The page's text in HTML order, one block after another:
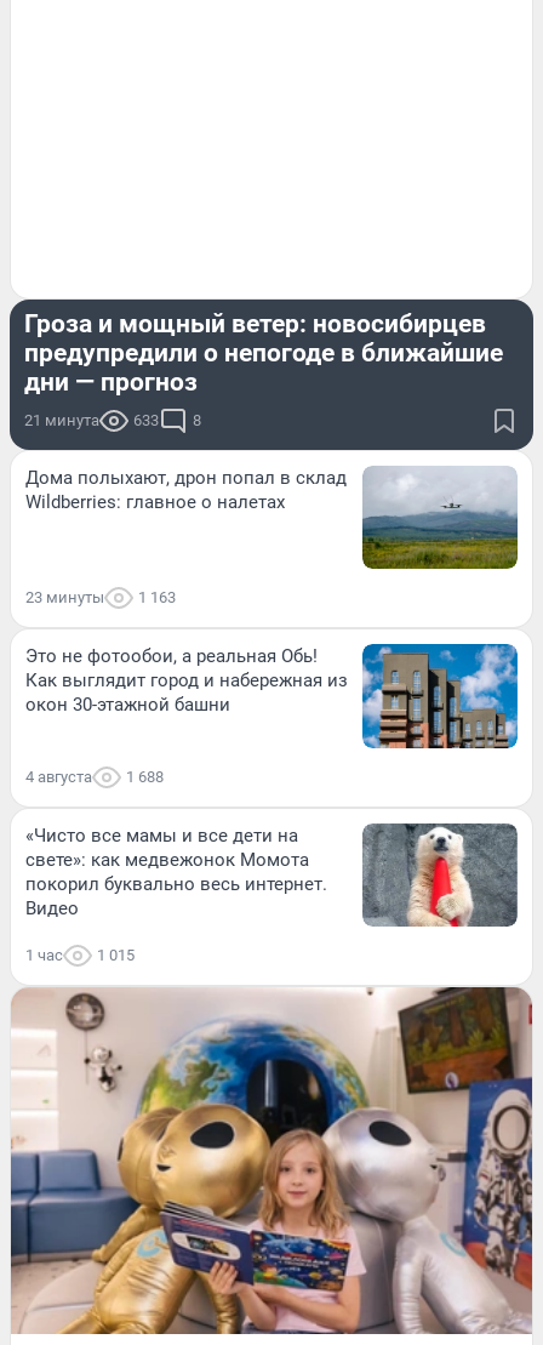
Гроза и мощный ветер: новосибирцев
предупредили о непогоде в ближайшие
дни — прогноз
21 минута 633 8
Дома полыхают, дрон попал в склад
Wildberries: главное о налетах
23 минуты 1 163
Это не фотообои, а реальная Обь!
Как выглядит город и набережная из
окон 30-этажной башни
4 августа 1 688
«Чисто все мамы и все дети на
свете»: как медвежонок Момота
покорил буквально весь интернет.
Видео
1 час 1 015